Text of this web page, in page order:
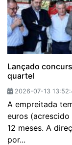
Lançado
quartel
2026-07-13
A empreitada
euros
12 meses. A
por...